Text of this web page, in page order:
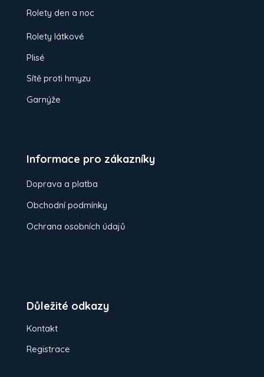
Rolety den a noc
Rolety látkové
Plisé
Sítě proti hmyzu
Garnýže
Informace pro zákazníky
Doprava a platba
Obchodní podmínky
Ochrana osobních údajů
Důležité odkazy
Kontakt
Registrace